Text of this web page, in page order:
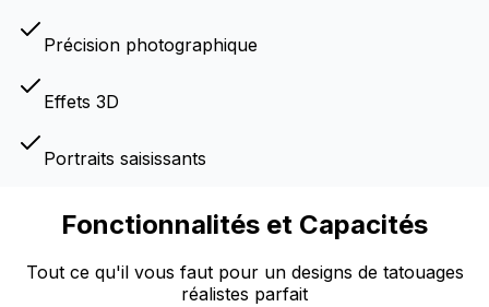
Précision photographique
Effets 3D
Portraits saisissants
Fonctionnalités et Capacités
Tout ce qu'il vous faut pour un designs de tatouages
réalistes parfait